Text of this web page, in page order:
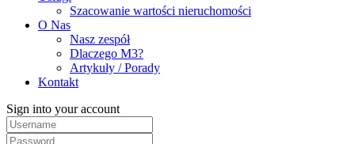
Szacowanie wartości nieruchomości
O Nas
Nasz zespół
Dlaczego M3?
Artykuły / Porady
Kontakt
Sign into your account